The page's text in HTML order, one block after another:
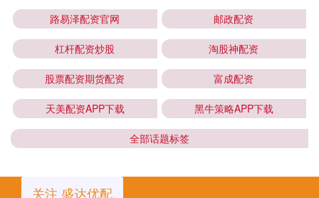
路易泽配资官网 邮政配资
杠杆配资炒股 淘股神配资
股票配资期货配资 富成配资
天美配资APP下载 黑牛策略APP下载
全部话题标签
关注 盛达优配